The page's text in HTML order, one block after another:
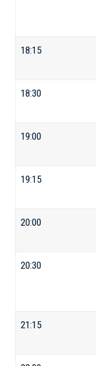
18:15
18:30
19:00
19:15
20:00
20:30
21:15